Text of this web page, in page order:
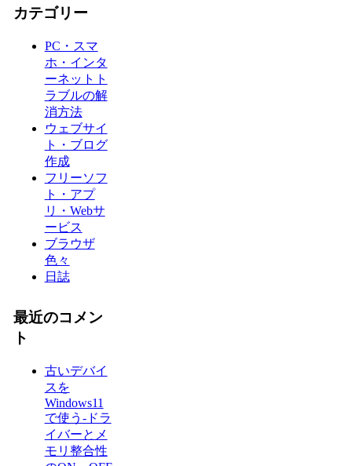
カテゴリー
PC・スマ
ホ・インタ
ーネットト
ラブルの解
消方法
ウェブサイ
ト・ブログ
作成
フリーソフ
ト・アプ
リ・Webサ
ービス
ブラウザ
色々
日誌
最近のコメン
ト
古いデバイ
スを
Windows11
で使う-ドラ
イバーとメ
モリ整合性